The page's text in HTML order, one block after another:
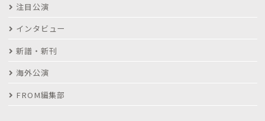
注目公演
インタビュー
新譜・新刊
海外公演
FROM編集部